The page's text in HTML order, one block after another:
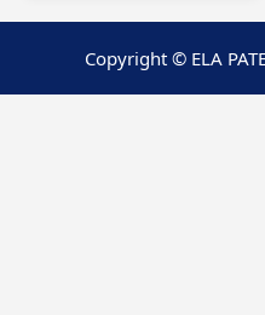
Copyright © ELA